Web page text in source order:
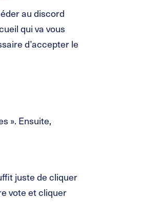
au discord
qui va vous
d’accepter le
». Ensuite,
juste de cliquer
vote et cliquer